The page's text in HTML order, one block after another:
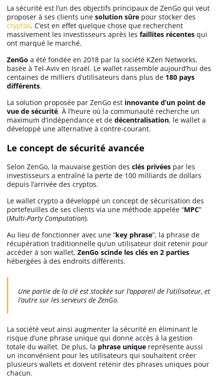
Meilleure Prop Firm
Copy Trading
Meilleur exchange crypto
Binance avis
Bitget avis
Bybit avis
MEXC avis
Weex avis
Bitunix avis
Bitmart avis
La sécurité est l’un des objectifs principaux de ZenGo qui veut
proposer à ses clients une solution sûre pour stocker des
cryptos. C’est en effet quelque chose que recherchent
massivement les investisseurs après les faillites récentes qui
ont marqué le marché.
ZenGo a été fondée en 2018 par la société KZen Networks,
basée à Tel-Aviv en Israël. Le wallet rassemble aujourd’hui des
centaines de milliers d’utilisateurs dans plus de 180 pays
différents.
La solution proposée par ZenGo est innovante d’un point de
vue de sécurité. À l’heure où la communauté recherche un
maximum d’indépendance et de décentralisation, le wallet a
développé une alternative à contre-courant.
Le concept de sécurité avancée
Selon ZenGo, la mauvaise gestion des clés privées par les
investisseurs a entraîné la perte de 100 milliards de dollars
depuis l’arrivée des cryptos.
Le wallet crypto a développé un concept de sécurisation des
portefeuilles de ses clients via une méthode appelée “MPC”
(Multi-Party Computation).
Au lieu de fonctionner avec une “key phrase”, la phrase de
récupération traditionnelle qu’un utilisateur doit retenir pour
accéder à son wallet, ZenGo scinde les clés en 2 parties
hébergées à des endroits différents.
Une partie de la clé est stockée sur l’appareil de l’utilisateur, et
l’autre sur les serveurs de ZenGo.
La société veut ainsi augmenter la sécurité en éliminant le
risque d’une phrase unique qui donne accès à la gestion
totale du wallet. De plus, la phrase unique représente aussi
un inconvénient pour les utilisateurs qui souhaitent créer
plusieurs wallets et doivent retenir des phrases uniques pour
chacun.